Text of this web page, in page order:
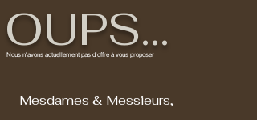
OUPS...
Nous n'avons actuellement pas d'offre à vous proposer
Mesdames & Messieurs,